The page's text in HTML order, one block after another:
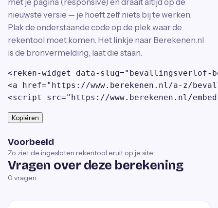
met je pagina (responsive) en draait altijd op de
nieuwste versie — je hoeft zelf niets bij te werken.
Plak de onderstaande code op de plek waar de
rekentool moet komen. Het linkje naar Berekenen.nl
is de bronvermelding; laat die staan.
<reken-widget data-slug="bevallingsverlof-
<a href="https://www.berekenen.nl/a-z/
<script src="https://www.berekenen.nl/
Kopiëren
Voorbeeld
Zo ziet de ingesloten rekentool eruit op je site:
Vragen over deze berekening
0 vragen